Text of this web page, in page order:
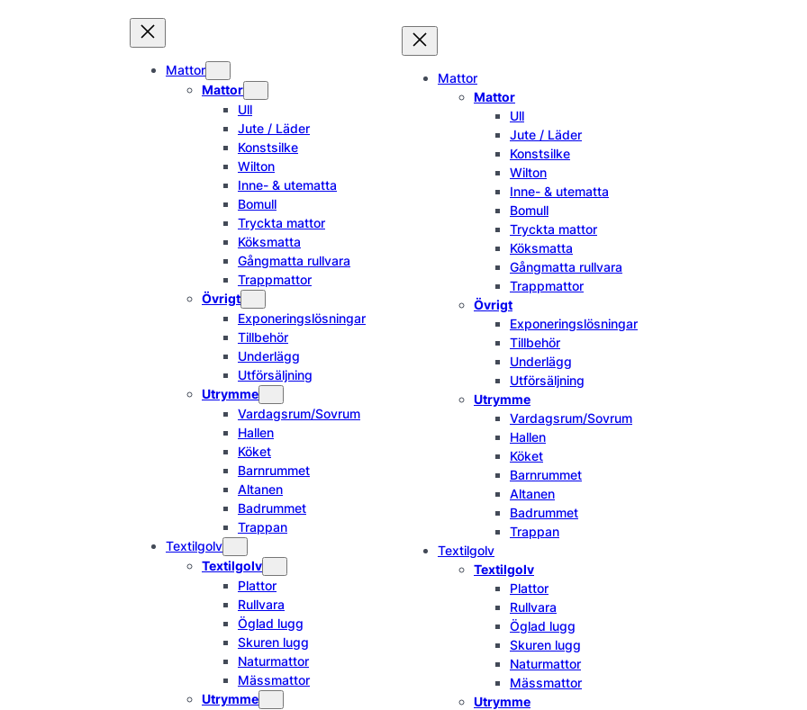
Mattor
Mattor
Ull
Jute / Läder
Konstsilke
Wilton
Inne- & utematta
Bomull
Tryckta mattor
Köksmatta
Gångmatta rullvara
Trappmattor
Övrigt
Exponeringslösningar
Tillbehör
Underlägg
Utförsäljning
Utrymme
Vardagsrum/Sovrum
Hallen
Köket
Barnrummet
Altanen
Badrummet
Trappan
Textilgolv
Textilgolv
Plattor
Rullvara
Öglad lugg
Skuren lugg
Naturmattor
Mässmattor
Utrymme
Mattor
Mattor
Ull
Jute / Läder
Konstsilke
Wilton
Inne- & utematta
Bomull
Tryckta mattor
Köksmatta
Gångmatta rullvara
Trappmattor
Övrigt
Exponeringslösningar
Tillbehör
Underlägg
Utförsäljning
Utrymme
Vardagsrum/Sovrum
Hallen
Köket
Barnrummet
Altanen
Badrummet
Trappan
Textilgolv
Textilgolv
Plattor
Rullvara
Öglad lugg
Skuren lugg
Naturmattor
Mässmattor
Utrymme